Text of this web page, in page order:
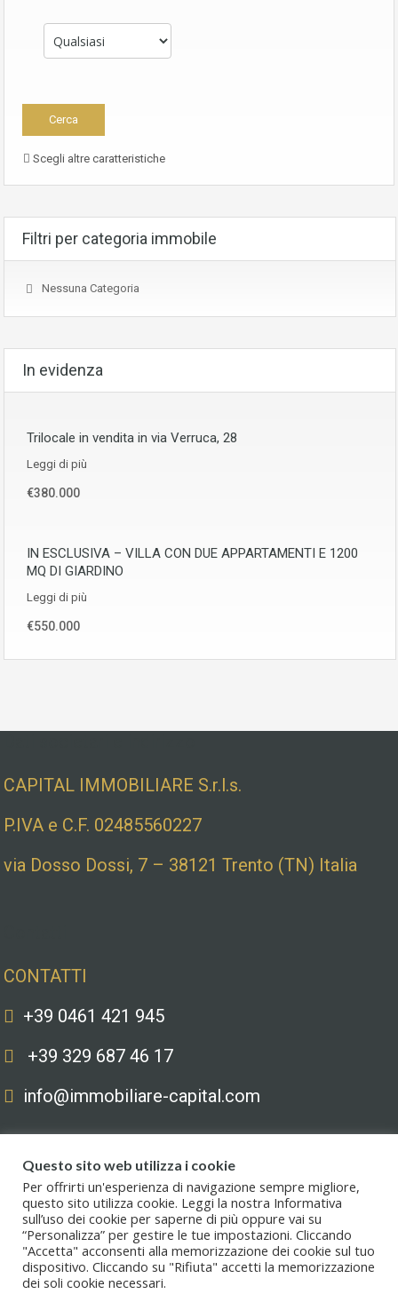
Scegli altre caratteristiche
Filtri per categoria immobile
Nessuna Categoria
In evidenza
Trilocale in vendita in via Verruca, 28
Leggi di più
€380.000
IN ESCLUSIVA – VILLA CON DUE APPARTAMENTI E 1200
MQ DI GIARDINO
Leggi di più
€550.000
CAPITAL IMMOBILIARE S.r.l.s.
P.IVA e C.F. 02485560227
via Dosso Dossi, 7 – 38121 Trento (TN) Italia
CONTATTI
+39 0461 421 945
+39 329 687 46 17
info@immobiliare-capital.com
Copyright © 2020. All Rights Reserved. Capital immobiliare S.r.l.s. | Le
immagini hanno valore puramente illustrativo. I prezzi e le informazioni
possono essere soggetti a modifiche.
Questo sito web utilizza i cookie
Per offrirti un'esperienza di navigazione sempre migliore,
questo sito utilizza cookie. Leggi la nostra Informativa
sull’uso dei cookie per saperne di più oppure vai su
“Personalizza” per gestire le tue impostazioni. Cliccando
"Accetta" acconsenti alla memorizzazione dei cookie sul tuo
dispositivo. Cliccando su "Rifiuta" accetti la memorizzazione
dei soli cookie necessari.